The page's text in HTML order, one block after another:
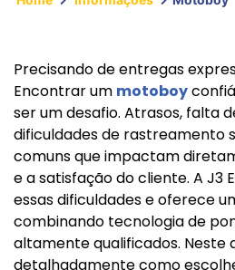
Precisando de entregas
Encontrar um motoboy
ser um desafio. Atrasos, falta
dificuldades de rastreamento
comuns que impactam
e a satisfação do cliente. A J3
essas dificuldades e oferece
combinando tecnologia de
altamente qualificados. Neste
detalhadamente como